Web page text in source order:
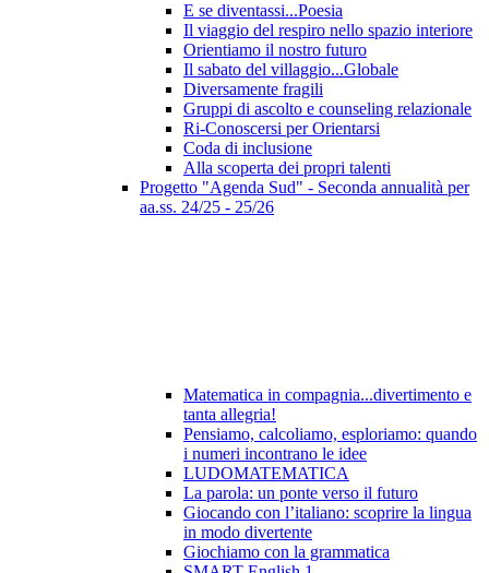
E se diventassi...Poesia
Il viaggio del respiro nello spazio interiore
Orientiamo il nostro futuro
Il sabato del villaggio...Globale
Diversamente fragili
Gruppi di ascolto e counseling relazionale
Ri-Conoscersi per Orientarsi
Coda di inclusione
Alla scoperta dei propri talenti
Progetto "Agenda Sud" - Seconda annualità per
aa.ss. 24/25 - 25/26
Matematica in compagnia...divertimento e
tanta allegria!
Pensiamo, calcoliamo, esploriamo: quando
i numeri incontrano le idee
LUDOMATEMATICA
La parola: un ponte verso il futuro
Giocando con l’italiano: scoprire la lingua
in modo divertente
Giochiamo con la grammatica